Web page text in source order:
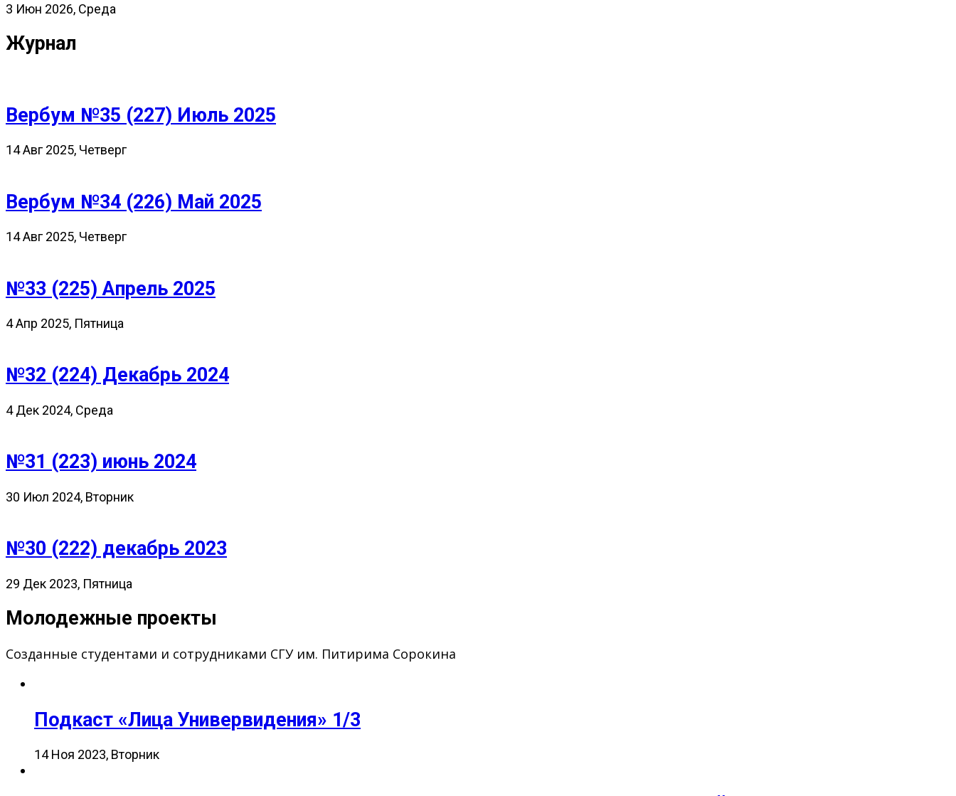
3 Июн 2026, Среда
Журнал
Вербум №35 (227) Июль 2025
14 Авг 2025, Четверг
Вербум №34 (226) Май 2025
14 Авг 2025, Четверг
№33 (225) Апрель 2025
4 Апр 2025, Пятница
№32 (224) Декабрь 2024
4 Дек 2024, Среда
№31 (223) июнь 2024
30 Июл 2024, Вторник
№30 (222) декабрь 2023
29 Дек 2023, Пятница
Молодежные проекты
Созданные студентами и сотрудниками СГУ им. Питирима Сорокина
Подкаст «Лица Универвидения» 1/3
14 Ноя 2023, Вторник